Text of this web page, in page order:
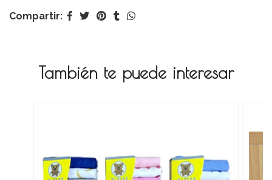
Compartir:
También te puede interesar